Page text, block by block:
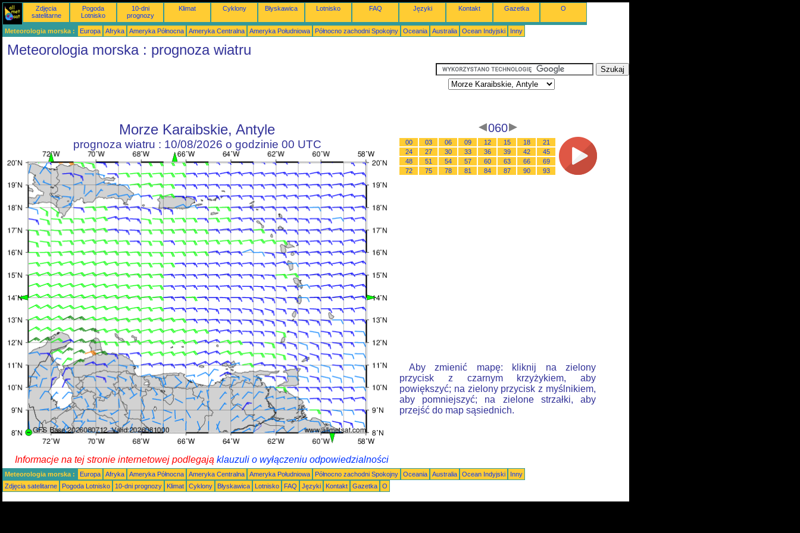
Zdjęcia
satelitarne
Pogoda
Lotnisko
10-dni
prognozy
Klimat Cyklony Błyskawica Lotnisko FAQ Języki Kontakt Gazetka O
Meteorologia morska : Europa Afryka Ameryka Północna Ameryka Centralna Ameryka Południowa Północno zachodni Spokojny Oceania Australia Ocean Indyjski Inny
Meteorologia morska : prognoza wiatru
Morze Karaibskie, Antyle
prognoza wiatru : 10/08/2026 o godzinie 00 UTC
060
00 03 06 09 12 15 18
21
24
27 30 33 36 39 42
45
48
51 54 57 60 63 66
69
72
75 78 81 84 87 90 93
Aby zmienić mapę: kliknij na zielony
przycisk z czarnym krzyżykiem, aby
powiększyć; na zielony przycisk z myślnikiem,
aby pomniejszyć; na zielone strzałki, aby
przejść do map sąsiednich.
Informacje na tej stronie internetowej podlegają klauzuli o wyłączeniu odpowiedzialności
Meteorologia morska : Europa Afryka Ameryka Północna Ameryka Centralna Ameryka Południowa Północno zachodni Spokojny Oceania Australia Ocean Indyjski
Inny
Zdjęcia satelitarne
Pogoda Lotnisko 10-dni prognozy Klimat Cyklony Błyskawica Lotnisko FAQ Języki Kontakt Gazetka O